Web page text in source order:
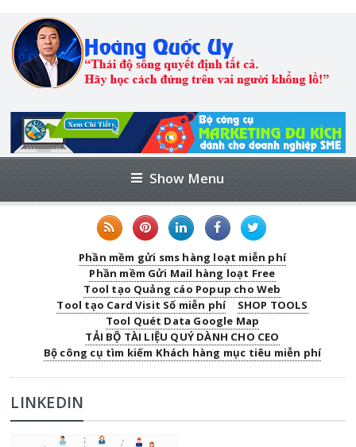
Show Menu
Phần mềm gửi sms hàng loạt miễn phí
Phần mềm Gửi Mail hàng loạt Free
Tool tạo Quảng cáo Popup cho Web
Tool tạo Card Visit Số miễn phí
SHOP TOOLS
Tool Quét Data Google Map
TẢI BỘ TÀI LIỆU QUÝ DÀNH CHO CEO
Bộ công cụ tìm kiếm Khách hàng mục tiêu miễn phí
LINKEDIN